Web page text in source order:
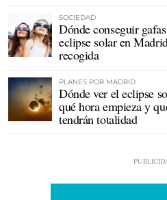
SOCIEDAD
Dónde conseguir
eclipse solar en
recogida
PLANES POR MADRID
Dónde ver el eclipse
qué hora empieza y
tendrán totalidad